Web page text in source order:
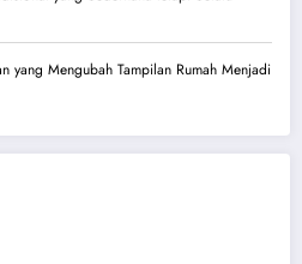
yang Mengubah Tampilan Rumah Menjadi